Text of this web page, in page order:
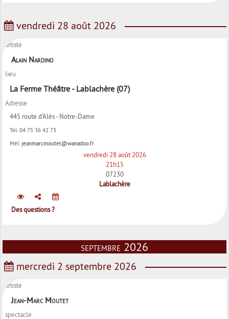
vendredi 28 août 2026
artiste
Alain Nardino
lieu
La Ferme Théâtre - Lablachère (07)
Adresse
445 route d'Alès - Notre-Dame
Tel: 04 75 36 42 73
Mél: jeanmarcmoutet@wanadoo.fr
vendredi 28 août 2026
21h15
07230
Lablachère
Des questions ?
septembre 2026
mercredi 2 septembre 2026
artiste
Jean-Marc Moutet
spectacle